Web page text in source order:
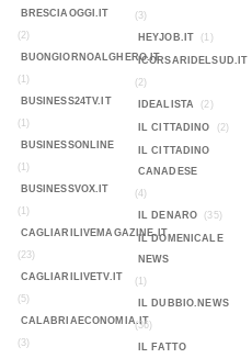
BRESCIAOGGI.IT
(2)
BUONGIORNOALGHERO.IT
(1)
BUSINESS24TV.IT
(1)
BUSINESSONLINE
(1)
BUSINESSVOX.IT
(1)
CAGLIARILIVEMAGAZINE.IT
(23)
CAGLIARILIVETV.IT
(5)
CALABRIAECONOMIA.IT
(3)
(3)
HEYJOB.IT
(1)
ICORSARIDELSUD.IT
(2)
IDEALISTA
(2)
IL CITTADINO (2)
IL CITTADINO
CANADESE
(4)
IL DENARO
(35)
IL DOMENICALE
NEWS
(1)
IL DUBBIO.NEWS
(36)
IL FATTO